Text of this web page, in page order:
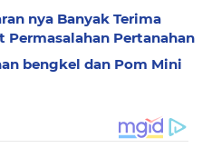
nya Banyak Terima
Pertanahan
bengkel dan Pom Mini